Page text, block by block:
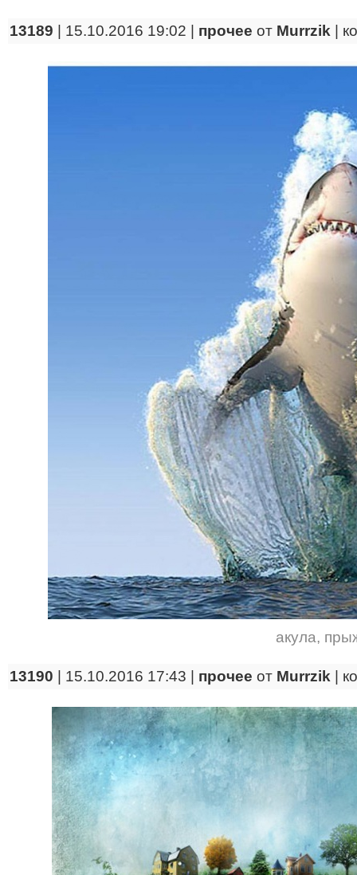
13189 | 15.10.2016 19:02 | прочее от Murrzik
акула,
13190 | 15.10.2016 17:43 | прочее от Murrzik